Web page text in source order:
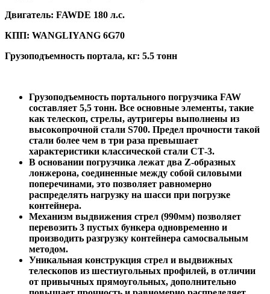
Двигатель: FAWDE 180 л.с.
КПП: WANGLIYANG 6G70
Грузоподъемность портала, кг: 5.5 тонн
Грузоподъемность портального погрузчика FAW
составляет 5,5 тонн. Все основные элементы, такие
как телескоп, стрелы, аутригеры выполнены из
высокопрочной стали S700. Предел прочности такой
стали более чем в три раза превышает
характеристики классической стали СТ-3.
В основании погрузчика лежат два Z-образных
лонжерона, соединенные между собой силовыми
поперечинами, это позволяет равномерно
распределять нагрузку на шасси при погрузке
контейнера.
Механизм выдвижения стрел (990мм) позволяет
перевозить 3 пустых бункера одновременно и
производить разгрузку контейнера самосвальным
методом.
Уникальная конструкция стрел и выдвижных
телескопов из шестиугольных профилей, в отличии
от привычных прямоугольных, дополнительно